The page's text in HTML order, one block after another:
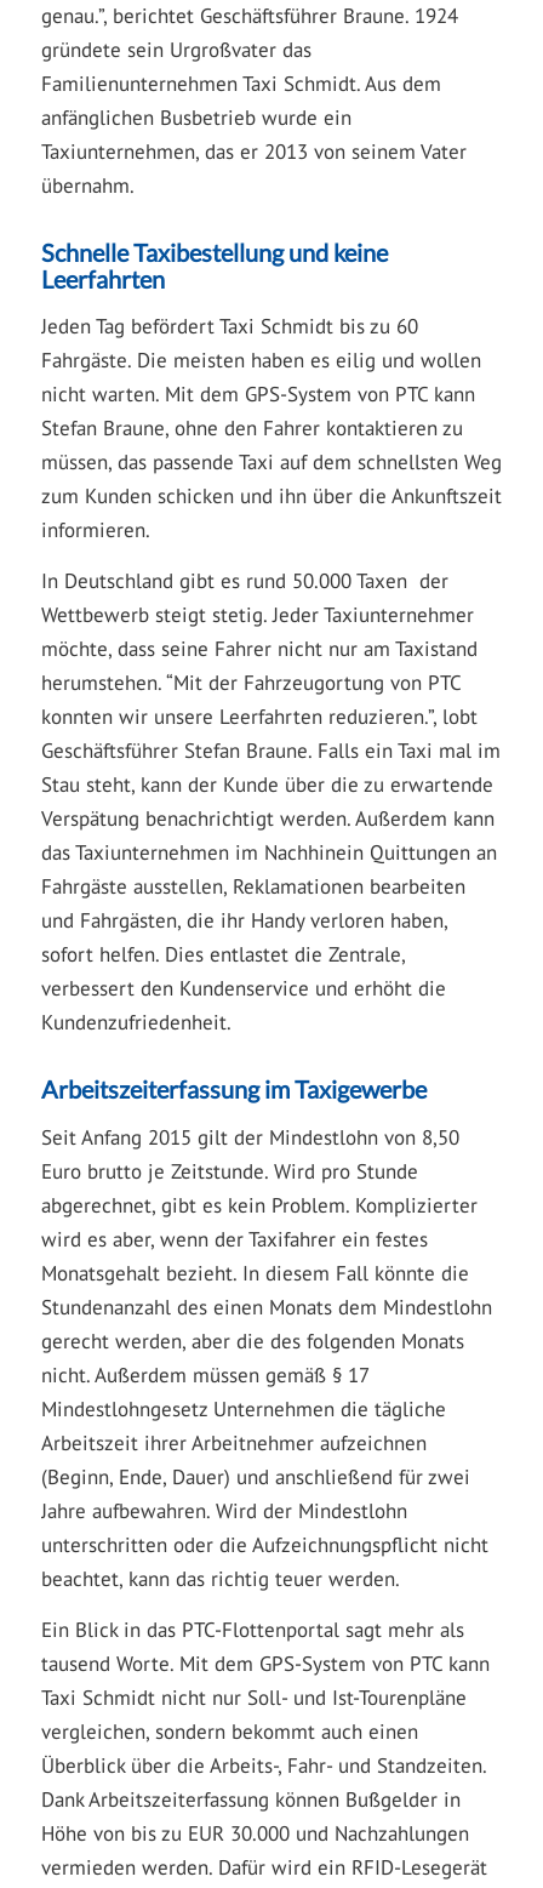
genau.”, berichtet Geschäftsführer Braune. 1924
gründete sein Urgroßvater das
Familienunternehmen Taxi Schmidt. Aus dem
anfänglichen Busbetrieb wurde ein
Taxiunternehmen, das er 2013 von seinem Vater
übernahm.
Schnelle Taxibestellung und keine
Leerfahrten
Jeden Tag befördert Taxi Schmidt bis zu 60
Fahrgäste. Die meisten haben es eilig und wollen
nicht warten. Mit dem GPS-System von PTC kann
Stefan Braune, ohne den Fahrer kontaktieren zu
müssen, das passende Taxi auf dem schnellsten Weg
zum Kunden schicken und ihn über die Ankunftszeit
informieren.
In Deutschland gibt es rund 50.000 Taxen  der
Wettbewerb steigt stetig. Jeder Taxiunternehmer
möchte, dass seine Fahrer nicht nur am Taxistand
herumstehen. “Mit der Fahrzeugortung von PTC
konnten wir unsere Leerfahrten reduzieren.”, lobt
Geschäftsführer Stefan Braune. Falls ein Taxi mal im
Stau steht, kann der Kunde über die zu erwartende
Verspätung benachrichtigt werden. Außerdem kann
das Taxiunternehmen im Nachhinein Quittungen an
Fahrgäste ausstellen, Reklamationen bearbeiten
und Fahrgästen, die ihr Handy verloren haben,
sofort helfen. Dies entlastet die Zentrale,
verbessert den Kundenservice und erhöht die
Kundenzufriedenheit.
Arbeitszeiterfassung im Taxigewerbe
Seit Anfang 2015 gilt der Mindestlohn von 8,50
Euro brutto je Zeitstunde. Wird pro Stunde
abgerechnet, gibt es kein Problem. Komplizierter
wird es aber, wenn der Taxifahrer ein festes
Monatsgehalt bezieht. In diesem Fall könnte die
Stundenanzahl des einen Monats dem Mindestlohn
gerecht werden, aber die des folgenden Monats
nicht. Außerdem müssen gemäß § 17
Mindestlohngesetz Unternehmen die tägliche
Arbeitszeit ihrer Arbeitnehmer aufzeichnen
(Beginn, Ende, Dauer) und anschließend für zwei
Jahre aufbewahren. Wird der Mindestlohn
unterschritten oder die Aufzeichnungspflicht nicht
beachtet, kann das richtig teuer werden.
Ein Blick in das PTC-Flottenportal sagt mehr als
tausend Worte. Mit dem GPS-System von PTC kann
Taxi Schmidt nicht nur Soll- und Ist-Tourenpläne
vergleichen, sondern bekommt auch einen
Überblick über die Arbeits-, Fahr- und Standzeiten.
Dank Arbeitszeiterfassung können Bußgelder in
Höhe von bis zu EUR 30.000 und Nachzahlungen
vermieden werden. Dafür wird ein RFID-Lesegerät